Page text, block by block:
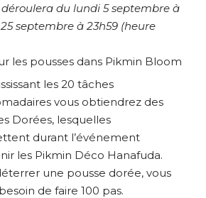
du lundi 5 septembre à
septembre à 23h59 (heure
les pousses dans Pikmin Bloom
les 20 tâches
vous obtiendrez des
Dorées, lesquelles
durant l’événement
les Pikmin Déco Hanafuda.
une pousse dorée, vous
de faire 100 pas.